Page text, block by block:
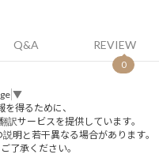
Q&A REVIEW
0
▼
得るために、
サービスを提供しています。
明と若干異なる場合があります。
了承ください。